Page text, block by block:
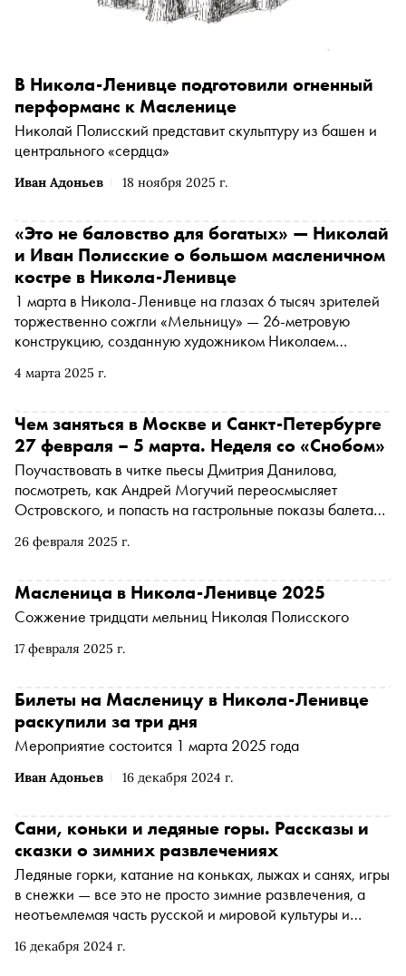
Иван Адоньев 18 ноября 2025 г.
В Никола-Ленивце подготовили огненный
перформанс к Масленице
Николай Полисский представит скульптуру из башен и
центрального «сердца»
4 марта 2025 г.
«Это не баловство для богатых» — Николай
и Иван Полисские о большом масленичном
костре в Никола-Ленивце
1 марта в Никола-Ленивце на глазах 6 тысяч зрителей
торжественно сожгли «Мельницу» — 26-метровую
конструкцию, созданную художником Николаем
Иваном — продюсером масленичного фестиваля — о
как сжигать красиво и почему важно строить нечто, с
чем потом будет жалко прощаться
26 февраля 2025 г.
Чем заняться в Москве и Санкт-Петербурге
27 февраля – 5 марта. Неделя со «Снобом»
Поучаствовать в читке пьесы Дмитрия Данилова,
посмотреть, как Андрей Могучий переосмысляет
Островского, и попасть на гастрольные показы балета
куда сходить на ближайшей неделе
17 февраля 2025 г.
Масленица в Никола-Ленивце 2025
Сожжение тридцати мельниц Николая Полисского
Иван Адоньев 16 декабря 2024 г.
Билеты на Масленицу в Никола-Ленивце
раскупили за три дня
Мероприятие состоится 1 марта 2025 года
16 декабря 2024 г.
Сани, коньки и ледяные горы. Рассказы и
сказки о зимних развлечениях
Ледяные горки, катание на коньках, лыжах и санях, игры
в снежки — все это не просто зимние развлечения, а
неотъемлемая часть русской и мировой культуры и
романов и рассказывает, как написать свою